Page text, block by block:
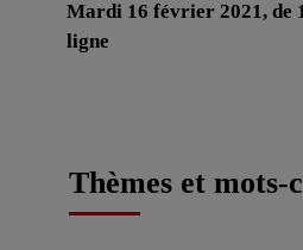
Mardi 16 février 2021, de
ligne
Thèmes et mots-